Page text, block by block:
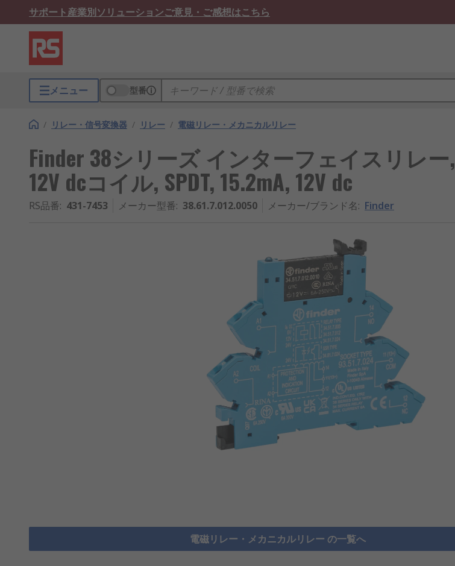
サポート産業別ソリューションご意見・ご感想はこちら
メニュー 型番
/ リレー・信号変換器 / リレー / 電磁リレー・メカニカルリレー
Finder 38シリーズ インターフェイスリレー,
12V dcコイル, SPDT, 15.2mA, 12V dc
RS品番: 431-7453 メーカー型番: 38.61.7.012.0050 メーカー/ブランド名: Finder
電磁リレー・メカニカルリレー の一覧へ